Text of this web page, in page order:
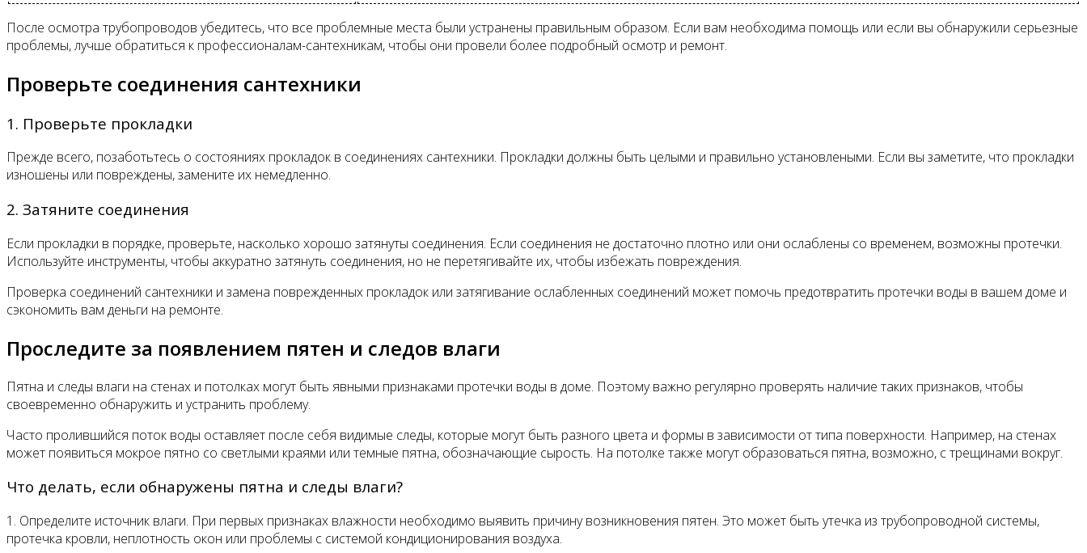
После осмотра трубопроводов убедитесь, что все проблемные места были устранены правильным образом. Если вам необходима помощь или если вы обнаружили серьезные
проблемы, лучше обратиться к профессионалам-сантехникам, чтобы они провели более подробный осмотр и ремонт.
Проверьте соединения сантехники
1. Проверьте прокладки
Прежде всего, позаботьтесь о состояниях прокладок в соединениях сантехники. Прокладки должны быть целыми и правильно установлеными. Если вы заметите, что прокладки
изношены или повреждены, замените их немедленно.
2. Затяните соединения
Если прокладки в порядке, проверьте, насколько хорошо затянуты соединения. Если соединения не достаточно плотно или они ослаблены со временем, возможны протечки.
Используйте инструменты, чтобы аккуратно затянуть соединения, но не перетягивайте их, чтобы избежать повреждения.
Проверка соединений сантехники и замена поврежденных прокладок или затягивание ослабленных соединений может помочь предотвратить протечки воды в вашем доме и
сэкономить вам деньги на ремонте.
Проследите за появлением пятен и следов влаги
Пятна и следы влаги на стенах и потолках могут быть явными признаками протечки воды в доме. Поэтому важно регулярно проверять наличие таких признаков, чтобы
своевременно обнаружить и устранить проблему.
Часто пролившийся поток воды оставляет после себя видимые следы, которые могут быть разного цвета и формы в зависимости от типа поверхности. Например, на стенах
может появиться мокрое пятно со светлыми краями или темные пятна, обозначающие сырость. На потолке также могут образоваться пятна, возможно, с трещинами вокруг.
Что делать, если обнаружены пятна и следы влаги?
1. Определите источник влаги. При первых признаках влажности необходимо выявить причину возникновения пятен. Это может быть утечка из трубопроводной системы,
протечка кровли, неплотность окон или проблемы с системой кондиционирования воздуха.